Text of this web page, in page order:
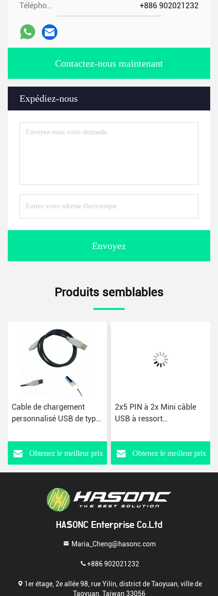
Téléphone: +886 902021232
Contactez-nous maintenant
Expédiez-nous
Envoyez
Produits semblables
Cable de chargement
personnalisé USB de type
rapide
Obtenez le meilleur prix
2x5 PIN à 2x Mini câble
USB à ressort
Obtenez le meilleur prix
HASONC Enterprise Co.Ltd
Maria_Cheng@hasonc.com
+886 902021232
1er étage, 2e allée 98, rue Yilin, district de Taoyuan, ville de
Taoyuan, Taiwan 33056